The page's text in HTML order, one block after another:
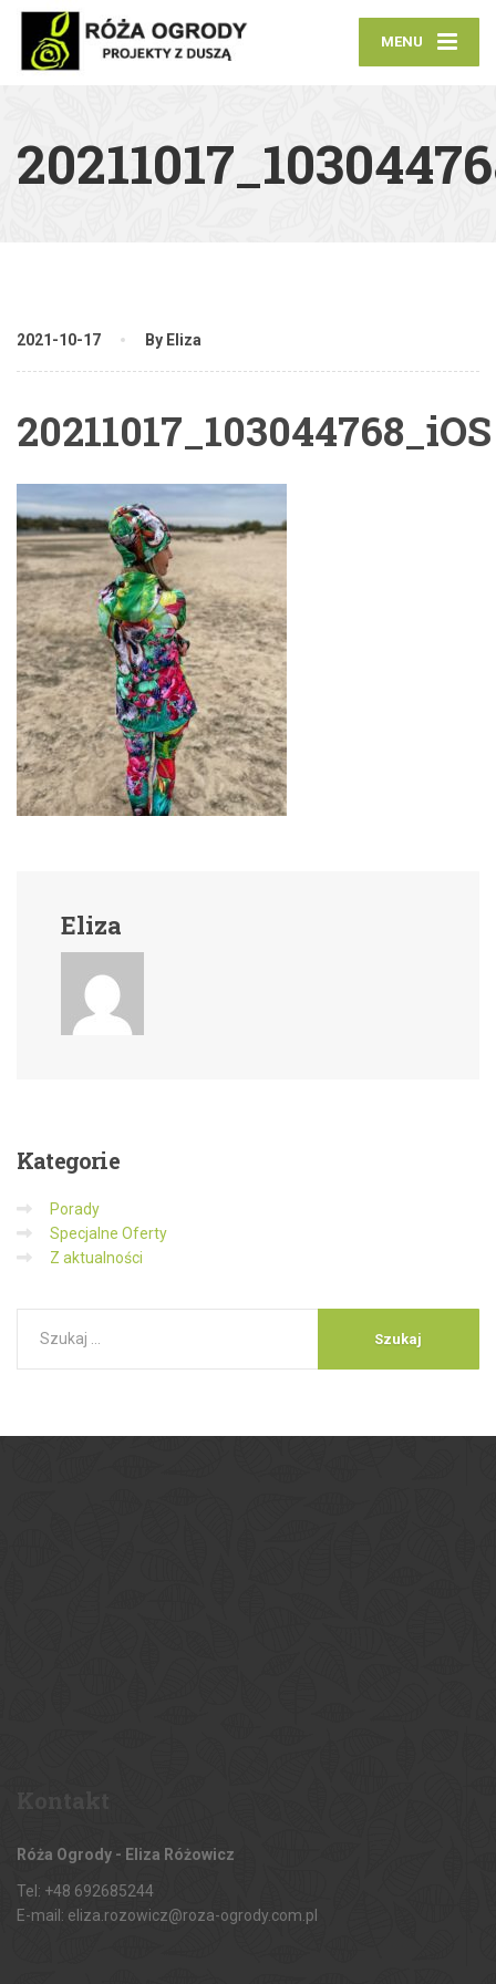
MENU
2021-10-17 By Eliza
20211017_103044768_iOS
Eliza
Kategorie
Porady
Specjalne Oferty
Z aktualności
Róża Ogrody - Eliza Różowicz
Tel: +48 692685244
E-mail: eliza.rozowicz@roza-ogrody.com.pl